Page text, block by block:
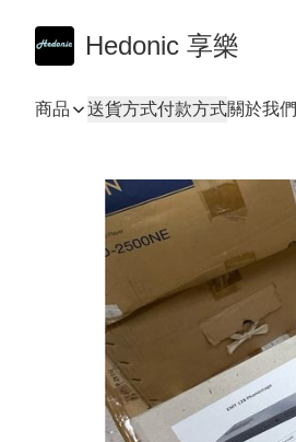
Hedonic 享樂
商品 送貨方式付款方式關於我們